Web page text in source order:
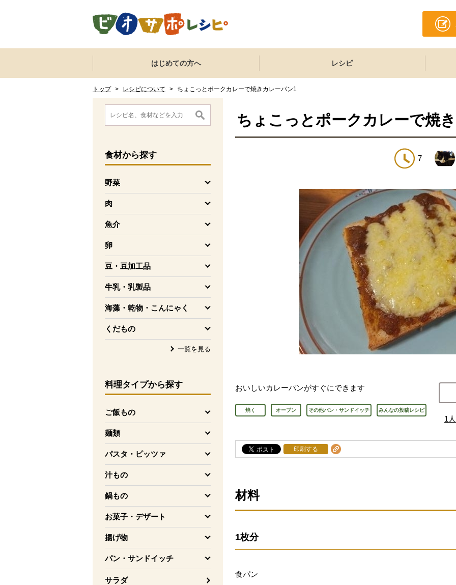
ここからサイト内共通メニューです。
サイト内共通メニューをスキップする
はじめての方へ レシピ
トップ > レシピについて > ちょこっとポークカレーで焼きカレーパン1
ここから消費材検索メニューです。
食材から探す
野菜
を開く
肉
を開く
魚介
を開く
卵
を開く
豆・豆加工品
を開く
牛乳・乳製品
を開く
海藻・乾物・こんにゃく
を開く
くだもの
を開く
一覧を見る
料理タイプから探す
ご飯もの
を開く
麺類
を開く
パスタ・ピッツァ
を開く
汁もの
を開く
鍋もの
を開く
お菓子・デザート
を開く
揚げ物
を開く
パン・サンドイッチ
を開く
サラダ
消費材検索メニューここまで。
ここから本文です。
ちょこっとポークカレーで焼
7
おいしいカレーパンがすぐにできます
焼く オーブン その他パン・サンドイッチ みんなの投稿レシピ
1人
印刷する
材料
1枚分
食パン